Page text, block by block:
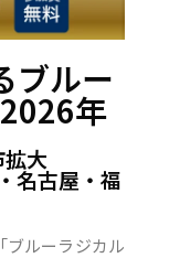
ブルー
年
大
名古屋・福
ブルーラジカル